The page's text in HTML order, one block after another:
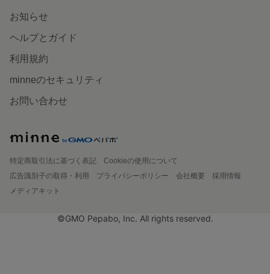
お知らせ
ヘルプとガイド
利用規約
minneのセキュリティ
お問い合わせ
特定商取引法に基づく表記
Cookieの使用について
広告識別子の取得・利用
プライバシーポリシー 会社概要
採用情報
メディアキット
©GMO Pepabo, Inc. All rights reserved.